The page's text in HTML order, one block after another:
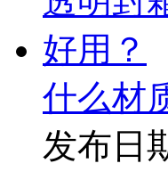
什么材
发布日